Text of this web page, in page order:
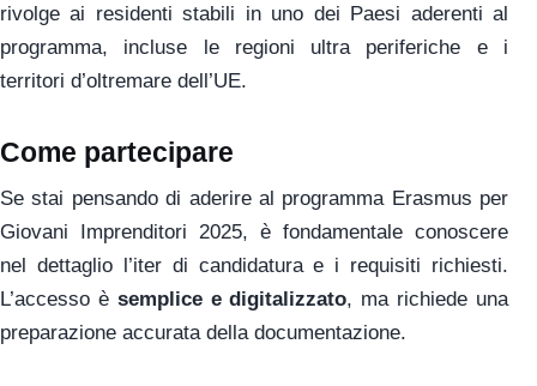
rivolge ai residenti stabili in uno dei Paesi aderenti al
programma, incluse le regioni ultra periferiche e i
territori d’oltremare dell’UE.
Come partecipare
Se stai pensando di aderire al programma Erasmus per
Giovani Imprenditori 2025, è fondamentale conoscere
nel dettaglio l’iter di candidatura e i requisiti richiesti.
L’accesso è semplice e digitalizzato, ma richiede una
preparazione accurata della documentazione.